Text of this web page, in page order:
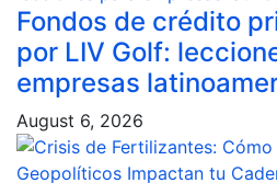
Fondos de crédito
por LIV Golf:
empresas
August 6, 2026